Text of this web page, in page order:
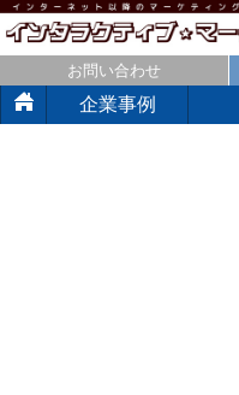
お問い合わせ
企業事例